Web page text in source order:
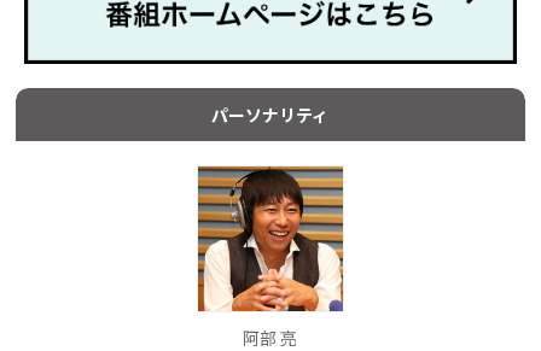
パーソナリティ
阿部 亮